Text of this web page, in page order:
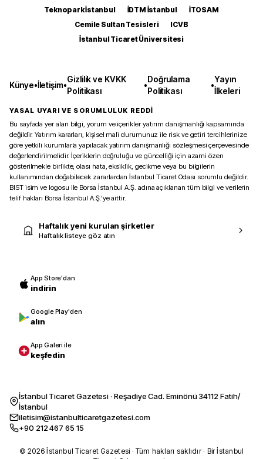
Teknopark İstanbul
İDTM İstanbul
İTOSAM
Cemile Sultan Tesisleri
ICVB
İstanbul Ticaret Üniversitesi
Künye•İletişim•
Gizlilik ve KVKK
Politikası
•
Doğrulama
Politikası
•
Yayın
İlkeleri
YASAL UYARI VE SORUMLULUK REDDİ
Bu sayfada yer alan bilgi, yorum ve içerikler yatırım danışmanlığı kapsamında
değildir. Yatırım kararları, kişisel mali durumunuz ile risk ve getiri tercihlerinize
göre yetkili kurumlarla yapılacak yatırım danışmanlığı sözleşmesi çerçevesinde
değerlendirilmelidir. İçeriklerin doğruluğu ve güncelliği için azami özen
gösterilmekle birlikte, olası hata, eksiklik, gecikme veya bu bilgilerin
kullanımından doğabilecek zararlardan İstanbul Ticaret Odası sorumlu değildir.
BIST isim ve logosu ile Borsa İstanbul A.Ş. adına açıklanan tüm bilgi ve verilerin
telif hakları Borsa İstanbul A.Ş.’ye aittir.
Haftalık yeni kurulan şirketler
Haftalık listeye göz atın
App Store'dan
indirin
Google Play'den
alın
App Galeri ile
keşfedin
İstanbul Ticaret Gazetesi · Reşadiye Cad. Eminönü 34112 Fatih/
İstanbul
iletisim@istanbulticaretgazetesi.com
+90 212 467 65 15
© 2026 İstanbul Ticaret Gazetesi · Tüm hakları saklıdır · Bir İstanbul